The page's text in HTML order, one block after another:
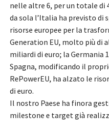
nelle altre 6, per un totale di
da sola l’Italia ha previsto di
risorse europee per la
Generation EU, molto più di
miliardi di euro; la Germania
Spagna, modificando il
RePowerEU, ha alzato le
di euro.
Il nostro Paese ha finora
milestone e target già